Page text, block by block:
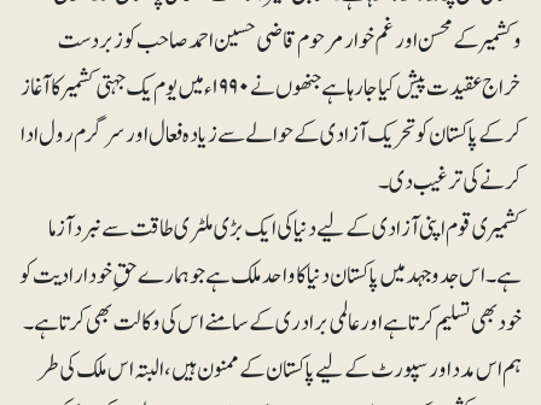
وکشمیر کے محسن اور غم خوار مرحوم قاضی حسین احمد صاحب کو زبر دست
خراج عقیدت پیش کیا جا رہا ہے جنھوں نے ۱۹۹۰ء میں یوم یک جہتی کشمیر کا آغاز
کرکے پاکستان کو تحریک آزادی کے حوالے سے زیادہ فعال اور سرگرم رول ادا
کرنے کی ترغیب دی۔
کشمیر ی قوم اپنی آزادی کے لیے دنیا کی ایک بڑی ملٹری طاقت سے نبرد آزما
ہے۔ اس جدوجہد میں پاکستان دنیا کا واحد ملک ہے جو ہمارے حقِ خود ارادیت کو
خود بھی تسلیم کرتا ہے اور عالمی برادری کے سامنے اس کی وکالت بھی کرتا ہے۔
ہم اس مدد او ر سپورٹ کے لیے پاکستان کے ممنون ہیں، البتہ اس ملک کی طر